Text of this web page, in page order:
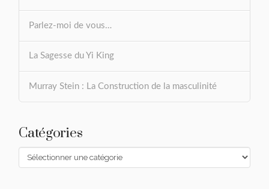
Parlez-moi de vous…
La Sagesse du Yi King
Murray Stein : La Construction de la masculinité
Catégories
Catégories